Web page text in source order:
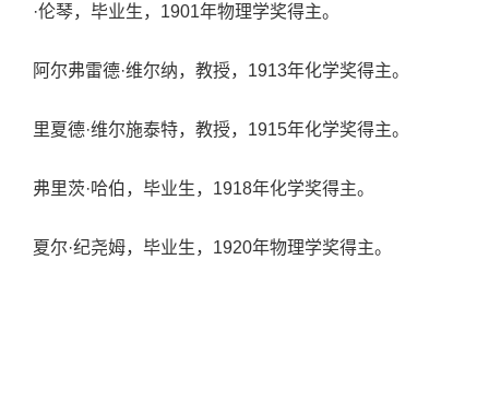
·伦琴，毕业⽣，1901年物理学奖得主。
阿尔弗雷德·维尔纳，教授，1913年化学奖得主。
⾥夏德·维尔施泰特，教授，1915年化学奖得主。
弗⾥茨·哈伯，毕业⽣，1918年化学奖得主。
夏尔·纪尧姆，毕业⽣，1920年物理学奖得主。